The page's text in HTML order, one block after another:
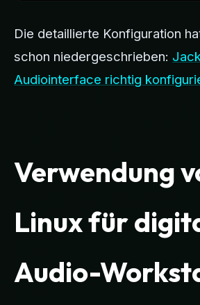
Die detaillierte Konfiguration
schon niedergeschrieben:
Audiointerface richtig
Verwendung
Linux für
Audio-